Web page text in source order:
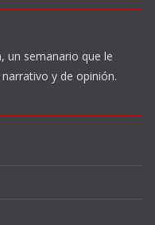
un semanario que le
y de opinión.